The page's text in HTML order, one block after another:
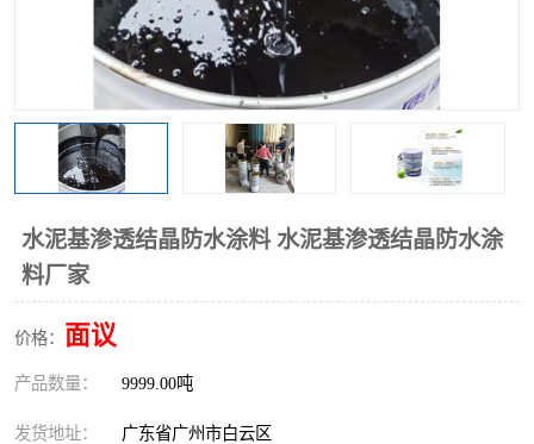
水泥基渗透结晶防水涂料 水泥基渗透结晶防水涂
料厂家
价格： 面议
产品数量： 9999.00吨
发货地址： 广东省广州市白云区